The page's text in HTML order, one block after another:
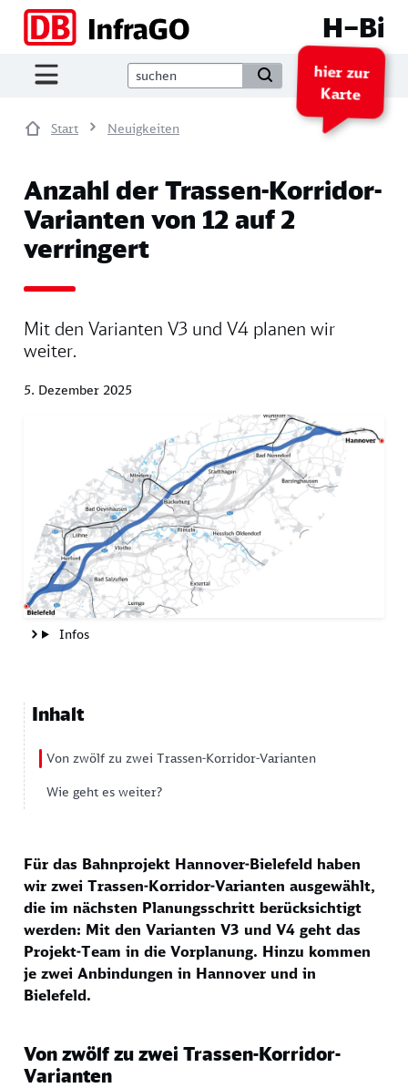
Direkt zum Inhalt
H–Bi
hier zur
Karte
Start Neuigkeiten
Anzahl der Trassen-Korridor-
Varianten von 12 auf 2
verringert
Mit den Varianten V3 und V4 planen wir
weiter.
5. Dezember 2025
Infos
Inhalt
Von zwölf zu zwei Trassen-Korridor-Varianten
Wie geht es weiter?
Für das Bahnprojekt Hannover-Bielefeld haben
wir zwei Trassen-Korridor-Varianten ausgewählt,
die im nächsten Planungsschritt berücksichtigt
werden: Mit den Varianten V3 und V4 geht das
Projekt-Team in die Vorplanung. Hinzu kommen
je zwei Anbindungen in Hannover und in
Bielefeld.
Von zwölf zu zwei Trassen-Korridor-
Varianten